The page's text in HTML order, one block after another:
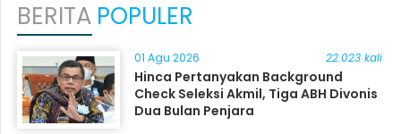
BERITA POPULER
01 Agu 2026 22.023 kali
Hinca Pertanyakan Background
Check Seleksi Akmil, Tiga ABH Divonis
Dua Bulan Penjara